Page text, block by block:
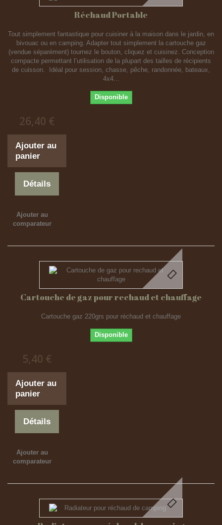
Réchaud Portable
Tout simplement fantastique pour cuisiner à la maison dans le jardin, en
bivouac ou en camping. Adapter tout simplement la cartouche gaz
(vendue séparément) tournez le bouton, cliquez et cuisinez. Conception
compacte permettant l’utilisation de la plupart des tailles de récipients
de cuisson. Idéal pour session, chasse, pêche, randonnée, bateaux,
4x4...
Disponible
26,40 €
Ajouter au
panier
Détails
Ajouter au
comparateur
Cartouche de gaz pour rechaud et chauffage
Cartouche gaz 220grs pour réchaud et chauffage
Disponible
5,40 €
Ajouter au
panier
Détails
Ajouter au
comparateur